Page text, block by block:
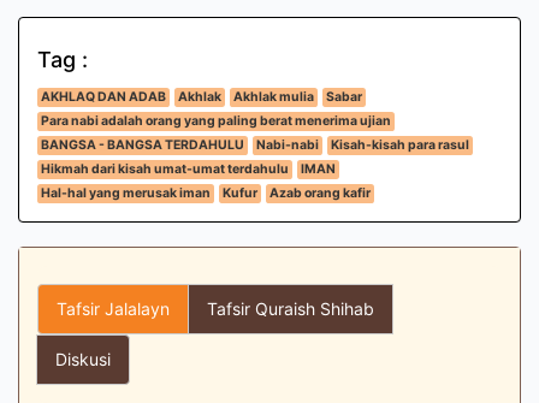
Tag :
AKHLAQ DAN ADAB Akhlak Akhlak mulia
Sabar
Para nabi adalah orang yang paling berat menerima ujian
BANGSA - BANGSA TERDAHULU
Nabi-nabi
Kisah-kisah para rasul
Hikmah dari kisah umat-umat terdahulu
IMAN
Hal-hal yang merusak iman
Kufur Azab orang kafir
Tafsir Jalalayn Tafsir Quraish Shihab
Diskusi